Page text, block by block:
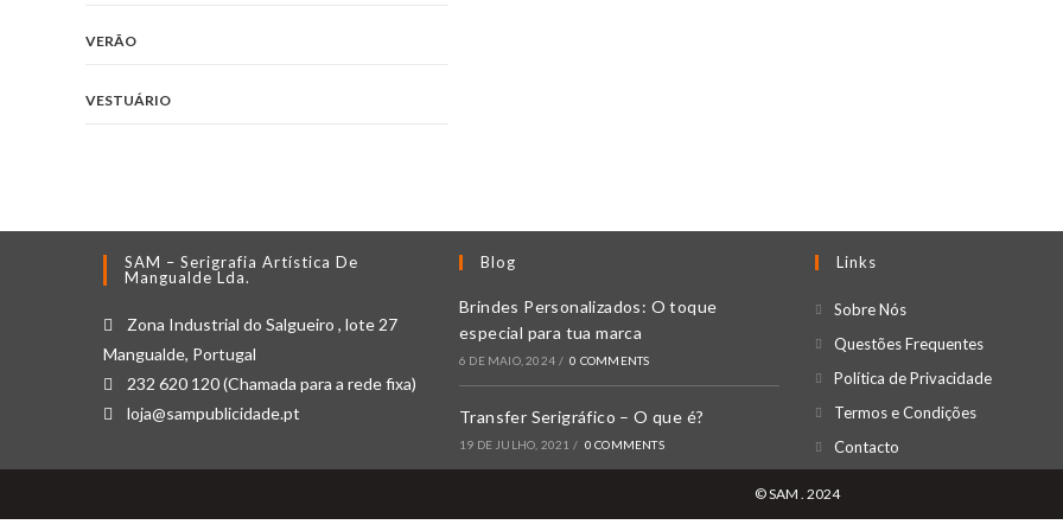
VERÃO
VESTUÁRIO
SAM – Serigrafia Artística De
Mangualde Lda.
Zona Industrial do Salgueiro , lote 27
Mangualde, Portugal
232 620 120 (Chamada para a rede fixa)
loja@sampublicidade.pt
Blog
Brindes Personalizados: O toque
especial para tua marca
6 DE MAIO, 2024 / 0 COMMENTS
Transfer Serigráfico – O que é?
19 DE JULHO, 2021 / 0 COMMENTS
Links
Sobre NósOpens
in
Questões FrequentesOpens
in
Política de PrivacidadeOpens
new
Termos e CondiçõesOpens
a
Contacto
in
© SAM . 2024